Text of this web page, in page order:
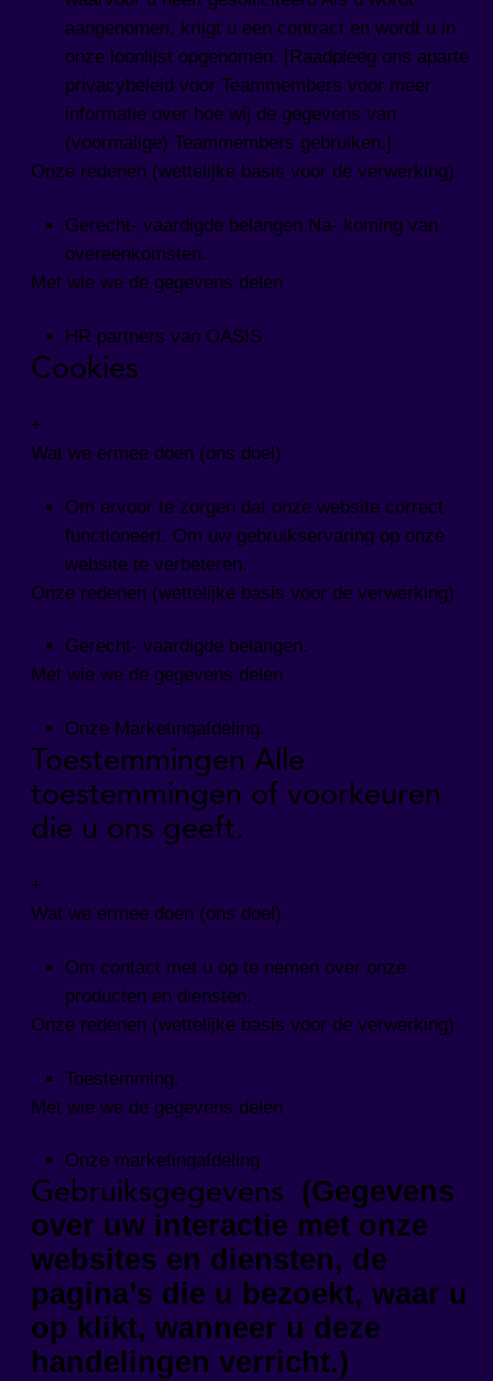
aangenomen, krijgt u een contract en wordt u in
onze loonlijst opgenomen. [Raadpleeg ons aparte
privacybeleid voor Teammembers voor meer
informatie over hoe wij de gegevens van
(voormalige) Teammembers gebruiken.]
Onze redenen (wettelijke basis voor de verwerking)
Gerecht- vaardigde belangen.Na- koming van
overeenkomsten.
Met wie we de gegevens delen
HR partners van OASIS
Cookies
+
Wat we ermee doen (ons doel)
Om ervoor te zorgen dat onze website correct
functioneert. Om uw gebruikservaring op onze
website te verbeteren.
Onze redenen (wettelijke basis voor de verwerking)
Gerecht- vaardigde belangen.
Met wie we de gegevens delen
Onze Marketingafdeling.
Toestemmingen Alle
toestemmingen of voorkeuren
die u ons geeft.
+
Wat we ermee doen (ons doel)
Om contact met u op te nemen over onze
producten en diensten.
Onze redenen (wettelijke basis voor de verwerking)
Toestemming.
Met wie we de gegevens delen
Onze marketingafdeling
Gebruiksgegevens (Gegevens
over uw interactie met onze
websites en diensten, de
pagina’s die u bezoekt, waar u
op klikt, wanneer u deze
handelingen verricht.)